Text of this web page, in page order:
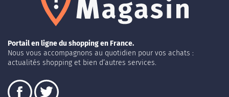
Portail en ligne du shopping en France.
Nous vous accompagnons au quotidien pour vos achats :
actualités shopping et bien d’autres services.